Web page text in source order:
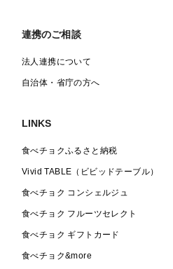
連携のご相談
法人連携について
自治体・省庁の方へ
LINKS
食べチョクふるさと納税
Vivid TABLE（ビビッドテーブル）
食べチョク コンシェルジュ
食べチョク フルーツセレクト
食べチョク ギフトカード
食べチョク&more